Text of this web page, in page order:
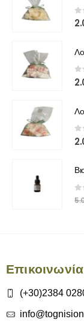
0
0
0
0
Επικοινωνία
(+30)2384